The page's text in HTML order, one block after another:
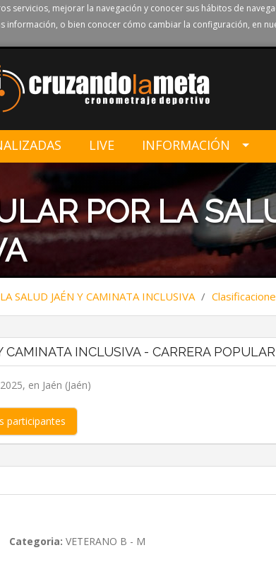
mejorar la navegación y conocer sus hábitos de
información, o bien conocer cómo cambiar la configuración, en
LIVE INFORMACIÓN
POR LA
SALUD JAÉN Y CAMINATA INCLUSIVA /
INCLUSIVA - CARRERA POPULAR
en Jaén (Jaén)
participantes
Categoria: VETERANO B - M